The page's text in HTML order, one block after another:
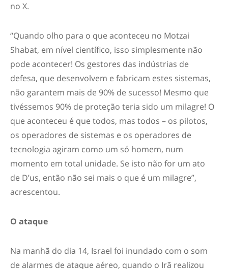
no X.
“Quando olho para o que aconteceu no Motzai
Shabat, em nível científico, isso simplesmente não
pode acontecer! Os gestores das indústrias de
defesa, que desenvolvem e fabricam estes sistemas,
não garantem mais de 90% de sucesso! Mesmo que
tivéssemos 90% de proteção teria sido um milagre! O
que aconteceu é que todos, mas todos – os pilotos,
os operadores de sistemas e os operadores de
tecnologia agiram como um só homem, num
momento em total unidade. Se isto não for um ato
de D’us, então não sei mais o que é um milagre”,
acrescentou.
O ataque
Na manhã do dia 14, Israel foi inundado com o som
de alarmes de ataque aéreo, quando o Irã realizou